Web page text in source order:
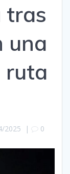
tras
una
ruta
2025 | 0